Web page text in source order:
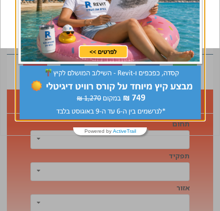
01.08.2026
כנס הנשים ה-2 כבר בדרך. מי יהיו
השותפים שיובילו אותו איתנו?
הצטרפו לקהילה
תחום
תפקיד
אזור
Powered by ActiveTrail